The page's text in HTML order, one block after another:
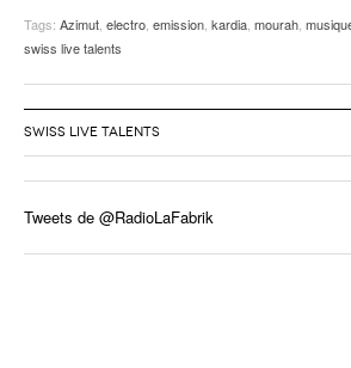
Tags: Azimut electro emission kardia mourah
swiss live talents
SWISS LIVE TALENTS
Tweets de @RadioLaFabrik